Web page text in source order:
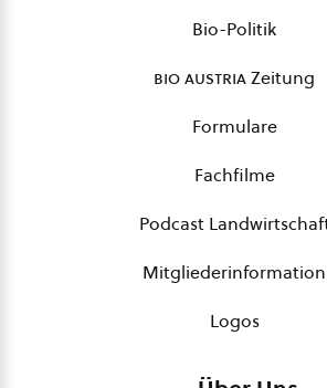
Bio-Politik
bio austriaZeitung
Formulare
Fachfilme
Podcast
Mitgliederinformation
Logos